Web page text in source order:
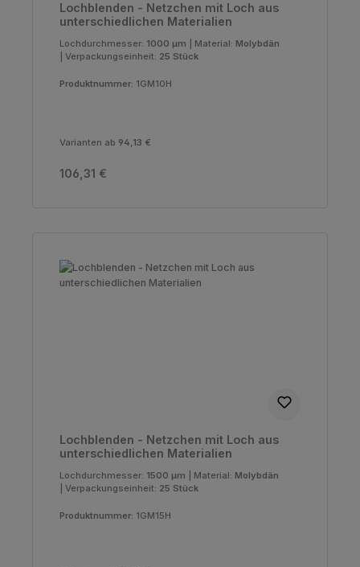
Lochblenden - Netzchen mit Loch aus
unterschiedlichen Materialien
Lochdurchmesser: 1000 µm Material: Molybdän
Verpackungseinheit: 25 Stück
Produktnummer: 1GM10H
Varianten ab 94,13 €
Regulärer Preis:
106,31 €
Lochblenden - Netzchen mit Loch aus
unterschiedlichen Materialien
Lochdurchmesser: 1500 µm Material: Molybdän
Verpackungseinheit: 25 Stück
Produktnummer: 1GM15H